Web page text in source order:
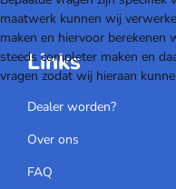
maatwerk kunnen wij
maken en hiervoor
steeds completer maken en
vragen zodat wij hieraan
Links
Dealer worden?
Over ons
FAQ